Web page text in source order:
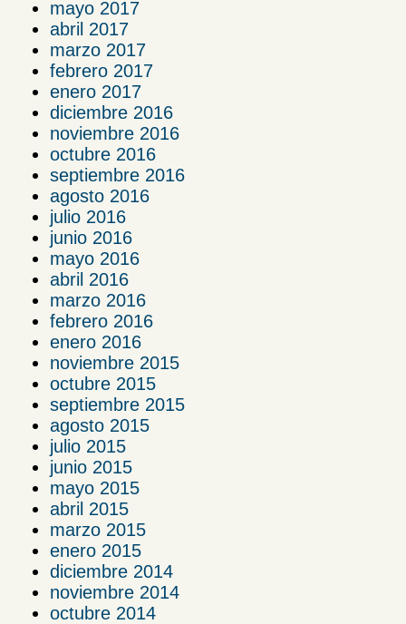
mayo 2017
abril 2017
marzo 2017
febrero 2017
enero 2017
diciembre 2016
noviembre 2016
octubre 2016
septiembre 2016
agosto 2016
julio 2016
junio 2016
mayo 2016
abril 2016
marzo 2016
febrero 2016
enero 2016
noviembre 2015
octubre 2015
septiembre 2015
agosto 2015
julio 2015
junio 2015
mayo 2015
abril 2015
marzo 2015
enero 2015
diciembre 2014
noviembre 2014
octubre 2014